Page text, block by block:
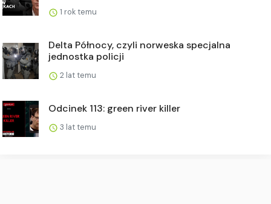
1 rok temu
Delta Północy, czyli norweska specjalna
jednostka policji
2 lat temu
Odcinek 113: green river killer
3 lat temu